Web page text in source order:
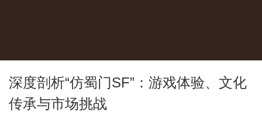
深度剖析“仿蜀门SF”：游戏体验、文化
传承与市场挑战